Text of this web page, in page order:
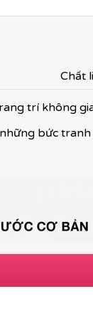
Chất
trí không
bức